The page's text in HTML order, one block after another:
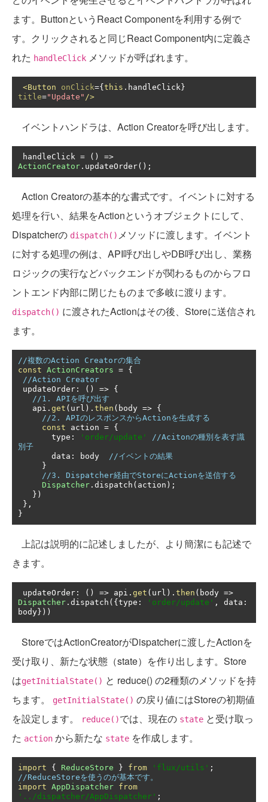
ます。ButtonというReact Componentを利用する例で
す。クリックされると同じReact Component内に定義さ
れた handleClick メソッドが呼ばれます。
<Button onClick={ this . handleClick }
title="Update" />
イベントハンドラは、Action Creatorを呼び出します。
handleClick = ()
=>
ActionCreator . updateOrder();
Action Creatorの基本的な書式です。イベントに対する
処理を行い、結果をActionというオブジェクトにして、
Dispatcherの dispatch() メソッドに渡します。イベント
に対する処理の例は、API呼び出しやDB呼び出し、業務
ロジックの実行などバックエンドが関わるものからフロ
ントエンド内部に閉じたものまで多岐に渡ります。
dispatch() に渡されたActionはその後、Storeに送信され
ます。
//複数のAction Creatorの集合
const ActionCreators = {
//Action Creator
updateOrder : () => {
//1. APIを呼び出す
   api
. get ( url ). then ( body => {
//2. APIのレスポンスからActionを生成する
const action = {
       type
: 'order/update'
//Acitonの種別を表す識
別子
       data
: body //イベントの結果
}
//3. Dispatcher経由でStoreにActionを送信する
Dispatcher . dispatch ( action );
})
},
}
上記は説明的に記述しましたが、より簡潔にも記述で
きます。
updateOrder : () => api . get ( url ). then ( body =>
Dispatcher . dispatch ({ type : 'order/update' , data :
body }))
StoreではActionCreatorがDispatcherに渡したActionを
受け取り、新たな状態（state）を作り出します。Store
はgetInitialState() と reduce() の2種類のメソッドを持
ちます。
getInitialState() の戻り値にはStoreの初期値
を設定します。
reduce()では、現在の state と受け取っ
た action から新たな state を作成します。
import { ReduceStore } from 'flux/utils' ;
//ReduceStoreを使うのが基本です。
import AppDispatcher from
'../dispatcher/AppDispatcher' ;